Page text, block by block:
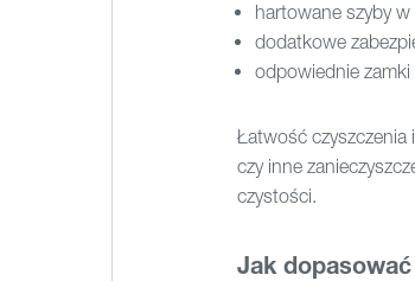
hartowane szyby
dodatkowe
odpowiednie zamki
Łatwość czyszczenia
czy inne
czystości.
Jak